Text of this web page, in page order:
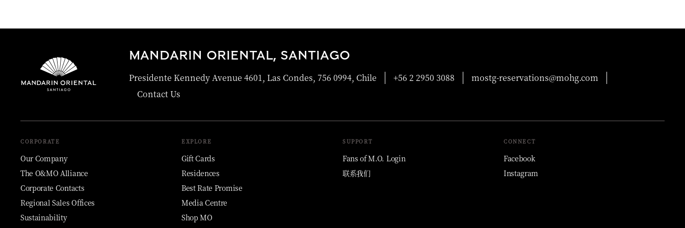
MANDARIN ORIENTAL, SANTIAGO
Presidente Kennedy Avenue 4601, Las Condes, 756 0994, Chile +56 2 2950 3088
mostg-reservations@mohg.com
Contact Us
CORPORATE
Our Company
The O&MO Alliance
Corporate Contacts
Regional Sales Offices
Sustainability
EXPLORE
Gift Cards
Residences
Best Rate Promise
Media Centre
Shop MO
SUPPORT
Fans of M.O. Login
联系我们
CONNECT
Facebook
Instagram